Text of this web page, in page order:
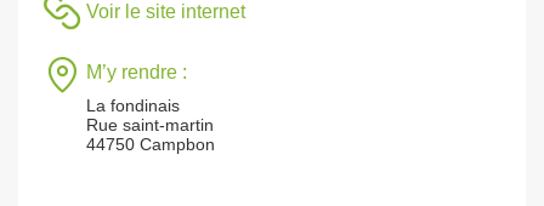
Voir le site internet
M’y rendre :
La fondinais
Rue saint-martin
44750 Campbon